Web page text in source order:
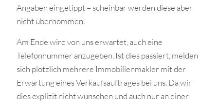
Angaben eingetippt – scheinbar werden diese aber
nicht übernommen.
Am Ende wird von uns erwartet, auch eine
Telefonnummer anzugeben. Ist dies passiert, melden
sich plötzlich mehrere Immobilienmakler mit der
Erwartung eines Verkaufsauftrages bei uns. Da wir
dies explizit nicht wünschen und auch nur an einer